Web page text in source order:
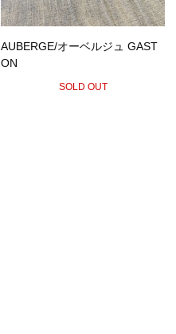
AUBERGE/オーベルジュ GAST
ON
SOLD OUT